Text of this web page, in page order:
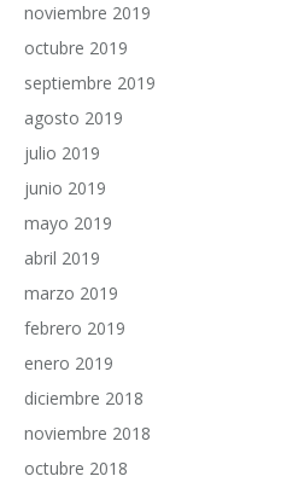
noviembre 2019
octubre 2019
septiembre 2019
agosto 2019
julio 2019
junio 2019
mayo 2019
abril 2019
marzo 2019
febrero 2019
enero 2019
diciembre 2018
noviembre 2018
octubre 2018